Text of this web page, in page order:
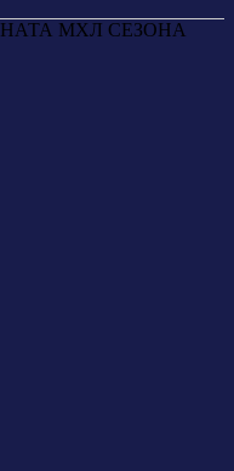
МХЛ СЕЗОНА